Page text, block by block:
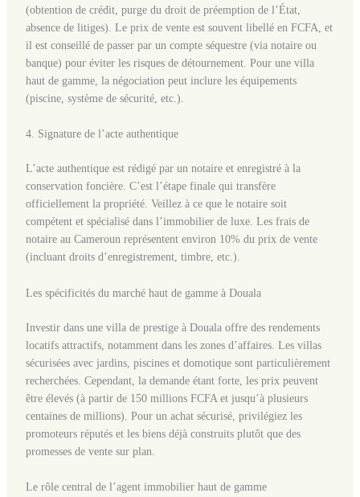
(obtention de crédit, purge du droit de préemption de l’État,
absence de litiges). Le prix de vente est souvent libellé en FCFA, et
il est conseillé de passer par un compte séquestre (via notaire ou
banque) pour éviter les risques de détournement. Pour une villa
haut de gamme, la négociation peut inclure les équipements
(piscine, système de sécurité, etc.).
4. Signature de l’acte authentique
L’acte authentique est rédigé par un notaire et enregistré à la
conservation foncière. C’est l’étape finale qui transfère
officiellement la propriété. Veillez à ce que le notaire soit
compétent et spécialisé dans l’immobilier de luxe. Les frais de
notaire au Cameroun représentent environ 10% du prix de vente
(incluant droits d’enregistrement, timbre, etc.).
Les spécificités du marché haut de gamme à Douala
Investir dans une villa de prestige à Douala offre des rendements
locatifs attractifs, notamment dans les zones d’affaires. Les villas
sécurisées avec jardins, piscines et domotique sont particulièrement
recherchées. Cependant, la demande étant forte, les prix peuvent
être élevés (à partir de 150 millions FCFA et jusqu’à plusieurs
centaines de millions). Pour un achat sécurisé, privilégiez les
promoteurs réputés et les biens déjà construits plutôt que des
promesses de vente sur plan.
Le rôle central de l’agent immobilier haut de gamme